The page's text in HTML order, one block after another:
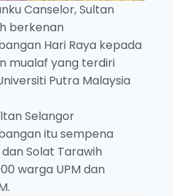
Canselor, Sultan
berkenan
Hari Raya kepada
mualaf yang terdiri
Putra Malaysia
Selangor
itu sempena
Solat Tarawih
warga UPM dan